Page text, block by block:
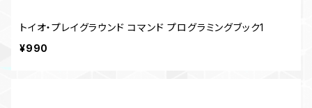
トイオ・プレイグラウンド コマンド プログラミングブック1
¥990